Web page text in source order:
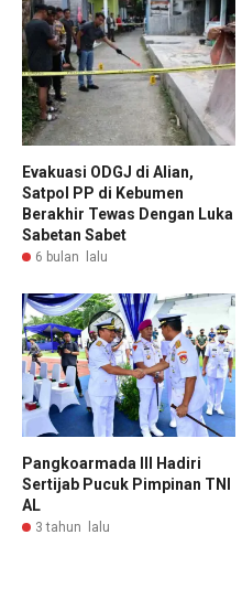
Evakuasi ODGJ di Alian,
Satpol PP di Kebumen
Berakhir Tewas Dengan Luka
Sabetan Sabet
6 bulan lalu
Pangkoarmada III Hadiri
Sertijab Pucuk Pimpinan TNI
AL
3 tahun lalu